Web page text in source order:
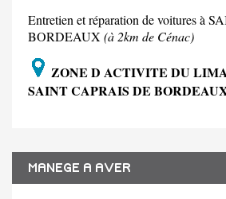
Entretien et réparation de voitures à
BORDEAUX (à 2km de Cénac)
ZONE D ACTIVITE DU
SAINT CAPRAIS DE
MANEGE A AVER